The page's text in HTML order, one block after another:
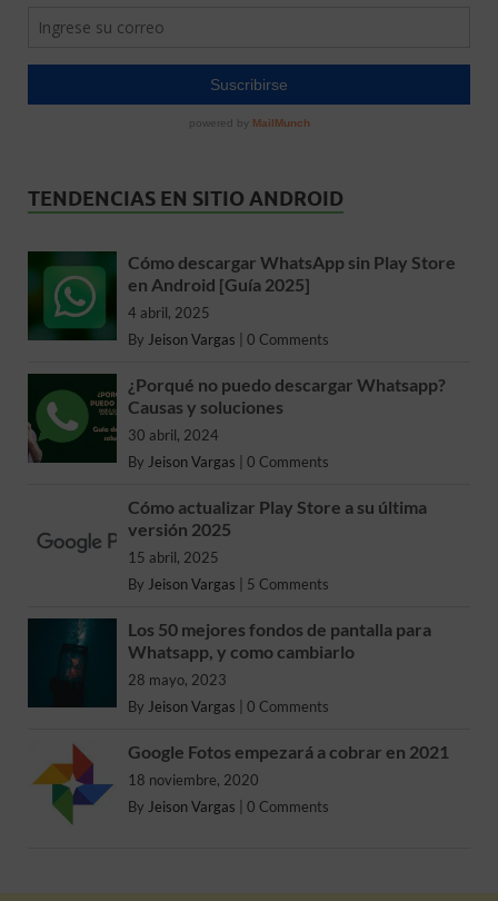
TENDENCIAS EN SITIO ANDROID
Cómo descargar WhatsApp sin Play Store
en Android [Guía 2025]
4 abril, 2025
By Jeison Vargas 0 Comments
¿Porqué no puedo descargar Whatsapp?
Causas y soluciones
30 abril, 2024
By Jeison Vargas 0 Comments
Cómo actualizar Play Store a su última
versión 2025
15 abril, 2025
By Jeison Vargas 5 Comments
Los 50 mejores fondos de pantalla para
Whatsapp, y como cambiarlo
28 mayo, 2023
By Jeison Vargas 0 Comments
Google Fotos empezará a cobrar en 2021
18 noviembre, 2020
By Jeison Vargas 0 Comments